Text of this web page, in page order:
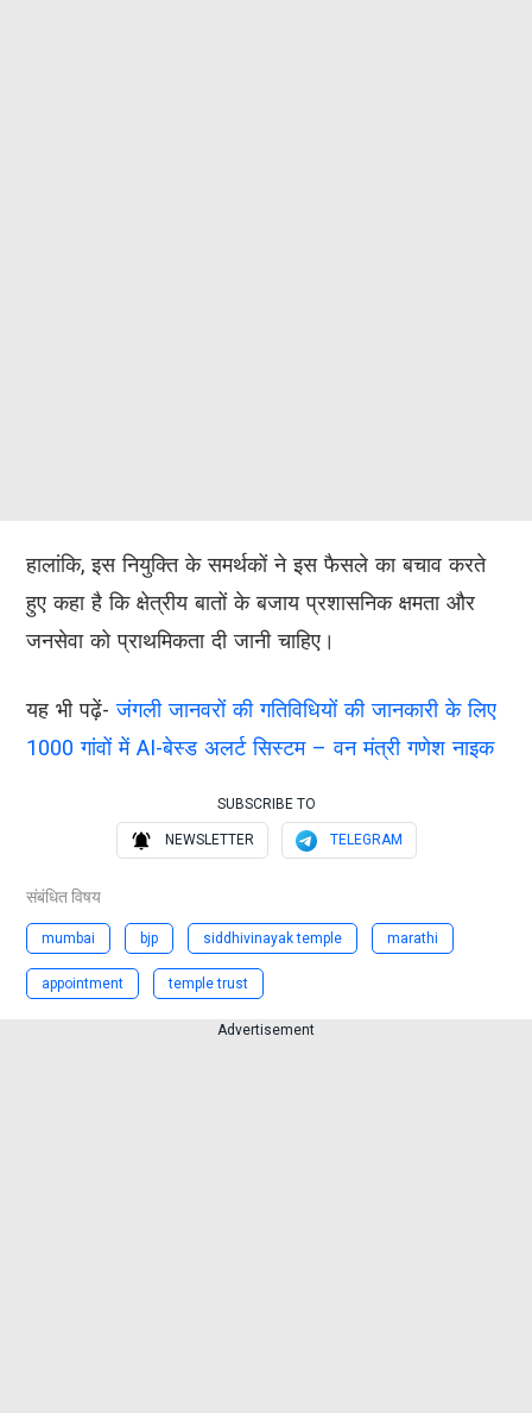
हालांकि, इस नियुक्ति के समर्थकों ने इस फैसले का बचाव करते
हुए कहा है कि क्षेत्रीय बातों के बजाय प्रशासनिक क्षमता और
जनसेवा को प्राथमिकता दी जानी चाहिए।
यह भी पढ़ें-जंगली जानवरों की गतिविधियों की जानकारी के लिए
1000 गांवों में AI-बेस्ड अलर्ट सिस्टम – वन मंत्री गणेश नाइक
SUBSCRIBE TO
NEWSLETTER TELEGRAM
संबंधित विषय
mumbai bjp siddhivinayak temple marathi
appointment temple trust
Advertisement